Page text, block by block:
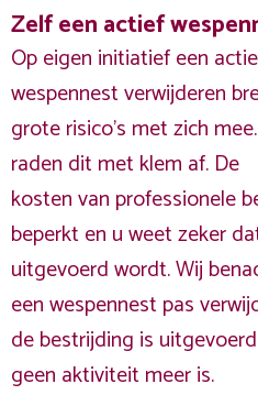
Zelf een actief
Op eigen initiatief een
wespennest verwijderen
grote risico’s met zich
raden dit met klem af. De
kosten van professionele
beperkt en u weet zeker
uitgevoerd wordt. Wij
een wespennest pas
de bestrijding is
geen aktiviteit meer is.